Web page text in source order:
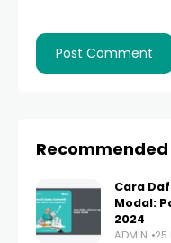
Recommended
Cara
Modal:
2024
ADMIN 25